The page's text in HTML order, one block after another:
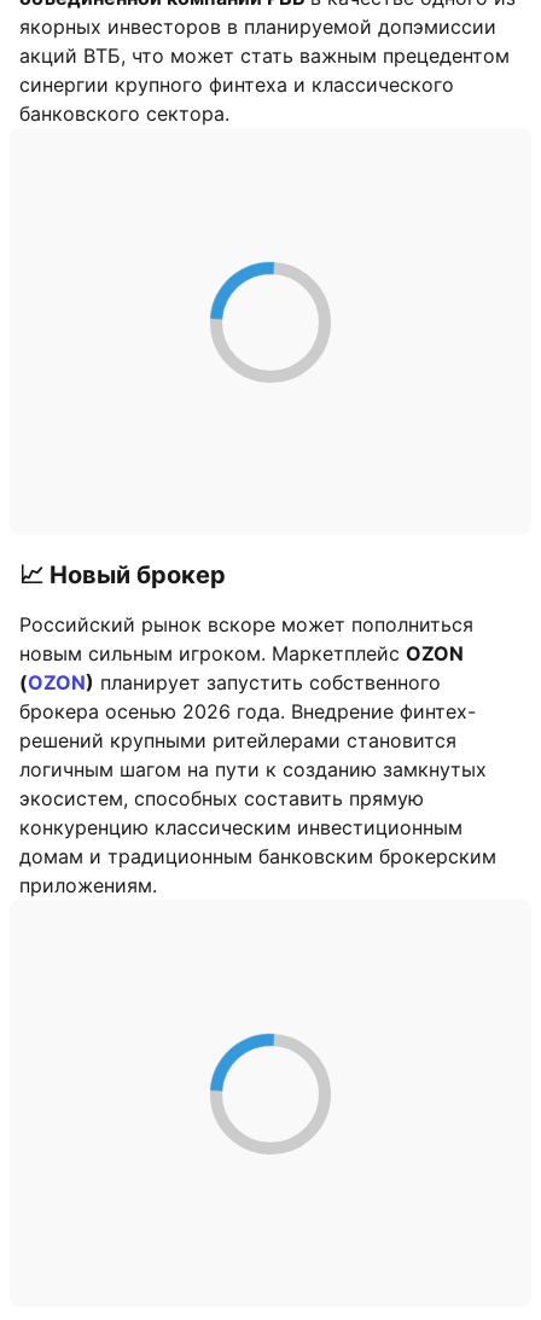
якорных инвесторов в планируемой допэмиссии
акций ВТБ, что может стать важным прецедентом
синергии крупного финтеха и классического
банковского сектора.
📈 Новый брокер
Российский рынок вскоре может пополниться
новым сильным игроком. Маркетплейс OZON
(OZON) планирует запустить собственного
брокера осенью 2026 года. Внедрение финтех-
решений крупными ритейлерами становится
логичным шагом на пути к созданию замкнутых
экосистем, способных составить прямую
конкуренцию классическим инвестиционным
домам и традиционным банковским брокерским
приложениям.